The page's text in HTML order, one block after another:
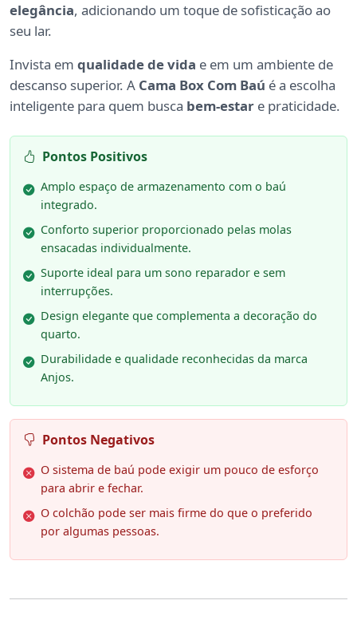
elegância, adicionando um toque de sofisticação ao
seu lar.
Invista em qualidade de vida e em um ambiente de
descanso superior. A Cama Box Com Baú é a escolha
inteligente para quem busca bem-estar e praticidade.
Pontos Positivos
Amplo espaço de armazenamento com o baú
integrado.
Conforto superior proporcionado pelas molas
ensacadas individualmente.
Suporte ideal para um sono reparador e sem
interrupções.
Design elegante que complementa a decoração do
quarto.
Durabilidade e qualidade reconhecidas da marca
Anjos.
Pontos Negativos
O sistema de baú pode exigir um pouco de esforço
para abrir e fechar.
O colchão pode ser mais firme do que o preferido
por algumas pessoas.